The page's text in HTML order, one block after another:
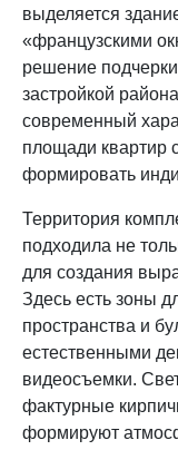
выделяется
«французскими
решение
застройкой
современный
площади квартир
формировать
Территория
подходила не
для создания
Здесь есть зоны
пространства и
естественными
видеосъемки.
фактурные
формируют